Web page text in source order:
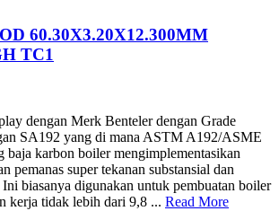
60.30X3.20X12.300MM
TC1
dengan Merk Benteler dengan Grade
SA192 yang di mana ASTM A192/ASME
baja karbon boiler mengimplementasikan
pemanas super tekanan substansial dan
biasanya digunakan untuk pembuatan boiler
kerja tidak lebih dari 9,8 ... Read More